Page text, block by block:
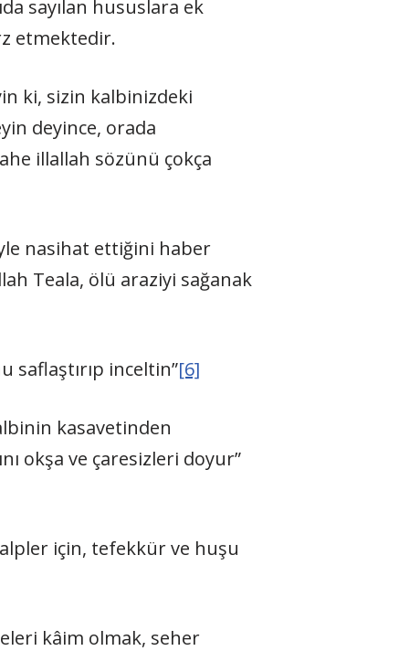
sayılan hususlara ek
etmektedir.
ki, sizin kalbinizdeki
deyince, orada
illallah sözünü çokça
nasihat ettiğini haber
Teala, ölü araziyi sağanak
saflaştırıp inceltin”[6]
kasavetinden
okşa ve çaresizleri doyur”
için, tefekkür ve huşu
kâim olmak, seher